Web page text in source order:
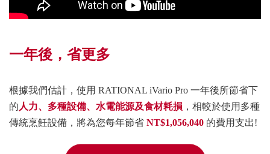
一年後，省更多
根據我們估計，使用 RATIONAL iVario Pro 一年後所節省下
的人力、多種設備、水電能源及食材耗損 ，相較於使用多種
傳統烹飪設備，將為您每年節省 NT$1,056,040 的費用支出!